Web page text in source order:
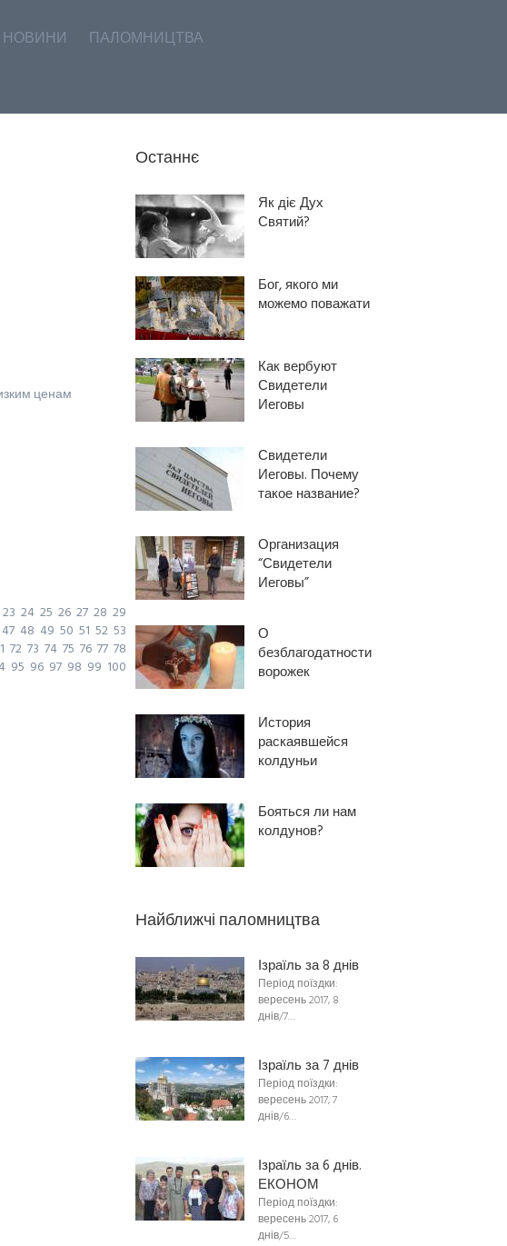
НОВИНИ ПАЛОМНИЦТВА
ценам
23 24 25 26 27 28 29
47 48 49 50 51 52 53
72 73 74 75 76 77 78
95 96 97 98 99 100
Останнє
Як діє Дух
Святий?
Бог, якого ми
можемо поважати
Как вербуют
Свидетели
Иеговы
Свидетели
Иеговы. Почему
такое название?
Организация
“Свидетели
Иеговы”
О
безблагодатности
ворожек
История
раскаявшейся
колдуньи
Бояться ли нам
колдунов?
Найближчі паломництва
Ізраїль за 8 днів
Період поїздки:
вересень 2017, 8
днів/7…
Ізраїль за 7 днів
Період поїздки:
вересень 2017, 7
днів/6…
Ізраїль за 6 днів.
ЕКОНОМ
Період поїздки:
вересень 2017, 6
днів/5…